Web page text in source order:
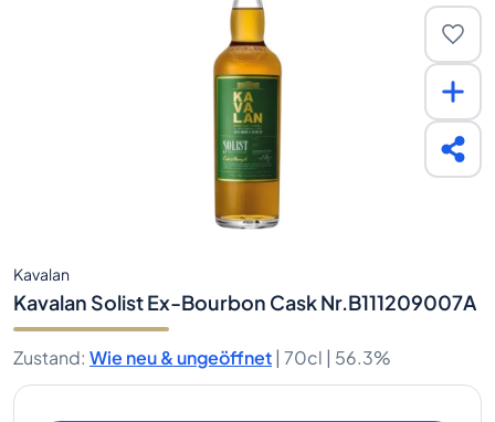
Kavalan
Kavalan Solist Ex-Bourbon Cask Nr.B111209007A
Zustand: Wie neu & ungeöffnet | 70cl | 56.3%